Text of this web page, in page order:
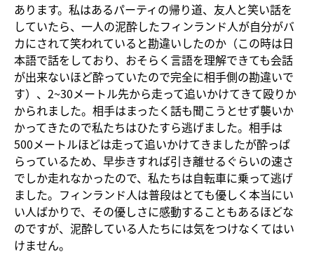
あります。私はあるパーティの帰り道、友人と笑い話を
していたら、一人の泥酔したフィンランド人が自分がバ
カにされて笑われていると勘違いしたのか（この時は日
本語で話をしており、おそらく言語を理解できても会話
が出来ないほど酔っていたので完全に相手側の勘違いで
す）、2~30メートル先から走って追いかけてきて殴りか
かられました。相手はまったく話も聞こうとせず襲いか
かってきたので私たちはひたすら逃げました。相手は
500メートルほどは走って追いかけてきましたが酔っぱ
らっているため、早歩きすれば引き離せるぐらいの速さ
でしか走れなかったので、私たちは自転車に乗って逃げ
ました。フィンランド人は普段はとても優しく本当にい
い人ばかりで、その優しさに感動することもあるほどな
のですが、泥酔している人たちには気をつけなくてはい
けません。